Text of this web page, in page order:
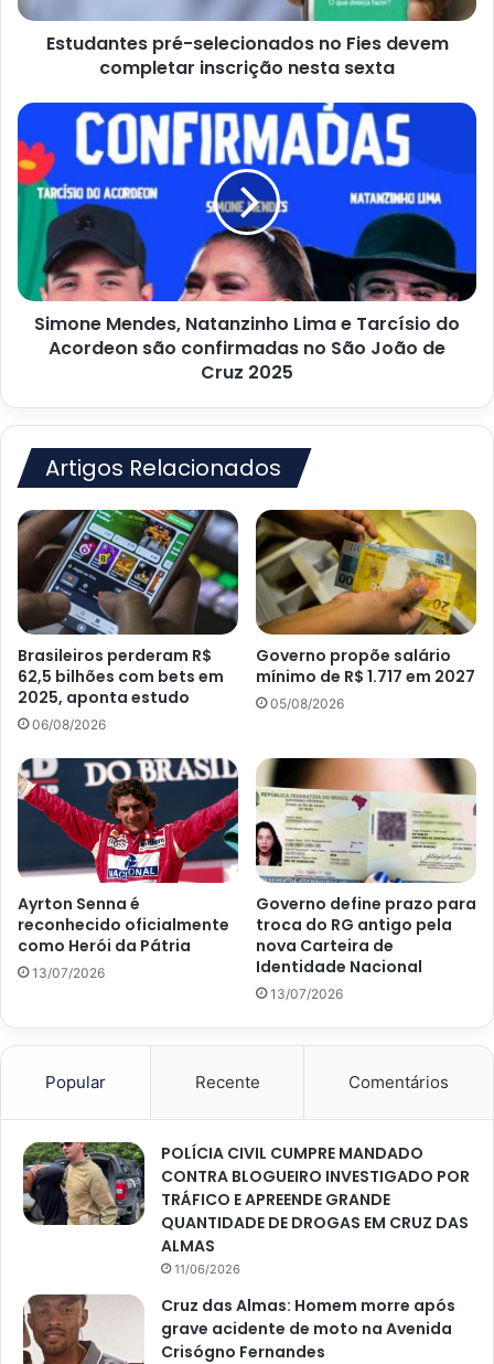
nesta
sextaEstudantes pré-selecionados no Fies devem
completar inscrição nesta sexta
Simone
Mendes,
Natanzinho
Lima
Tarcísio
Acordeon
são
confirmadas
2025
Simone Mendes, Natanzinho Lima e Tarcísio do
Acordeon são confirmadas no São João de
Cruz 2025
Artigos Relacionados
Brasileiros perderam R$
62,5 bilhões com bets em
2025, aponta estudo
06/08/2026
Governo propõe salário
mínimo de R$ 1.717 em 2027
05/08/2026
Ayrton Senna é
reconhecido oficialmente
como Herói da Pátria
13/07/2026
Governo define prazo para
troca do RG antigo pela
nova Carteira de
Identidade Nacional
13/07/2026
Popular Recente Comentários
POLÍCIA CIVIL CUMPRE MANDADO
CONTRA BLOGUEIRO INVESTIGADO POR
TRÁFICO E APREENDE GRANDE
QUANTIDADE DE DROGAS EM CRUZ DAS
ALMAS
11/06/2026
Cruz das Almas: Homem morre após
grave acidente de moto na Avenida
Crisógno Fernandes